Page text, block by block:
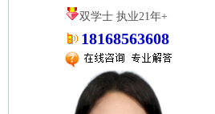
双学士 执业21年+
18168563608